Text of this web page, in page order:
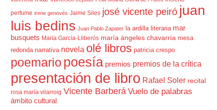
perfume irene genovés Jaime Siles josé vicente peiró juan
luis bedins Juan Pablo Zapater la ardilla literaria mar
busquets María García-Lliberós maría ángeles chavarría mesa
redonda narrativa novela olé libros patricia crespo
poemario poesía premios premios de la crítica
presentación de libro Rafael Soler recital
rosa maría vilarroig Vicente Barberá Vuelo de palabras
ámbito cultural